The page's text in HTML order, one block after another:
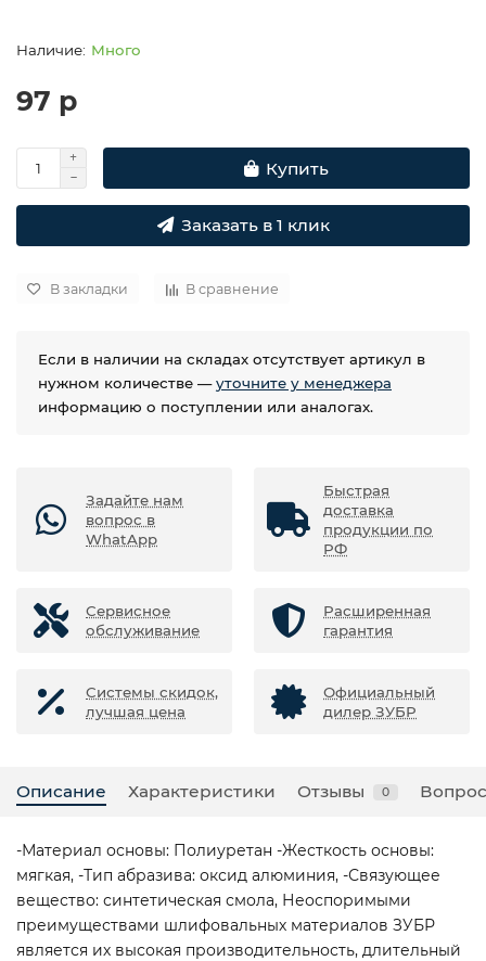
Много
97 р
Купить
Заказать в 1 клик
В закладки В сравнение
Если в наличии на складах отсутствует артикул в
нужном количестве —уточните у менеджера
информацию о поступлении или аналогах.
Задайте нам
вопрос в
WhatApp
Быстрая
доставка
продукции по
РФ
Сервисное
обслуживание
Расширенная
гарантия
Системы скидок,
лучшая цена
Официальный
дилер ЗУБР
Описание Характеристики Отзывы 0
-Материал основы: Полиуретан -Жесткость основы:
мягкая, -Тип абразива: оксид алюминия, -Связующее
вещество: синтетическая смола, Неоспоримыми
преимуществами шлифовальных материалов ЗУБР
является их высокая производительность, длительный